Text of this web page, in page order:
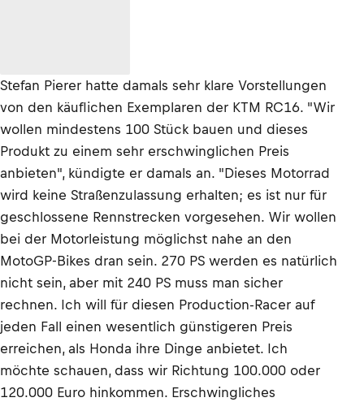
Stefan Pierer hatte damals sehr klare Vorstellungen
von den käuflichen Exemplaren der KTM RC16. "Wir
wollen mindestens 100 Stück bauen und dieses
Produkt zu einem sehr erschwinglichen Preis
anbieten", kündigte er damals an. "Dieses Motorrad
wird keine Straßenzulassung erhalten; es ist nur für
geschlossene Rennstrecken vorgesehen. Wir wollen
bei der Motorleistung möglichst nahe an den
MotoGP-Bikes dran sein. 270 PS werden es natürlich
nicht sein, aber mit 240 PS muss man sicher
rechnen. Ich will für diesen Production-Racer auf
jeden Fall einen wesentlich günstigeren Preis
erreichen, als Honda ihre Dinge anbietet. Ich
möchte schauen, dass wir Richtung 100.000 oder
120.000 Euro hinkommen. Erschwingliches